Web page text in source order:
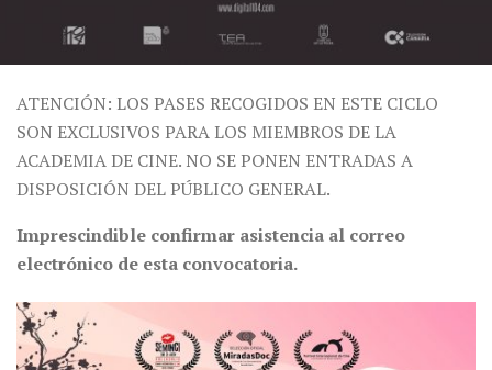
ATENCIÓN: LOS PASES RECOGIDOS EN ESTE CICLO
SON EXCLUSIVOS PARA LOS MIEMBROS DE LA
ACADEMIA DE CINE. NO SE PONEN ENTRADAS A
DISPOSICIÓN DEL PÚBLICO GENERAL.
Imprescindible confirmar asistencia al correo
electrónico de esta convocatoria.